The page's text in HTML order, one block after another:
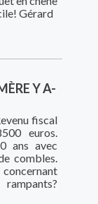
Gérard
Y A-
fiscal
euros.
ans avec
combles.